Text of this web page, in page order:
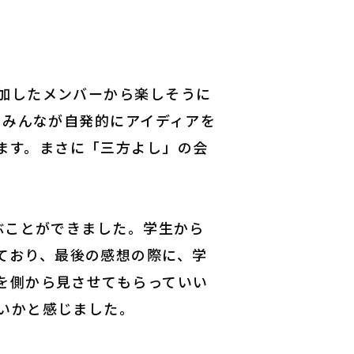
したメンバーから楽しそうに
みんなが自発的にアイディアを
。
まさに「三方よし」 の会
とができました。学生から
り、最後の感想の際に、 学
側から見させてもらっていい
かと感じま した。